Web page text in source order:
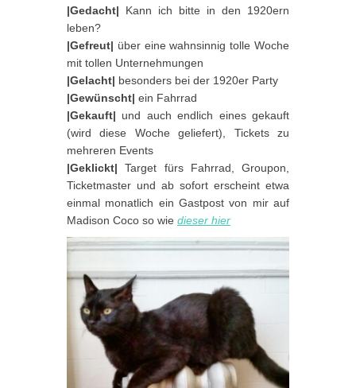
|Gedacht| Kann ich bitte in den 1920ern
leben?
|Gefreut| über eine wahnsinnig tolle Woche
mit tollen Unternehmungen
|Gelacht| besonders bei der 1920er Party
|Gewünscht| ein Fahrrad
|Gekauft| und auch endlich eines gekauft
(wird diese Woche geliefert), Tickets zu
mehreren Events
|Geklickt| Target fürs Fahrrad, Groupon,
Ticketmaster und ab sofort erscheint etwa
einmal monatlich ein Gastpost von mir auf
Madison Coco so wie dieser hier